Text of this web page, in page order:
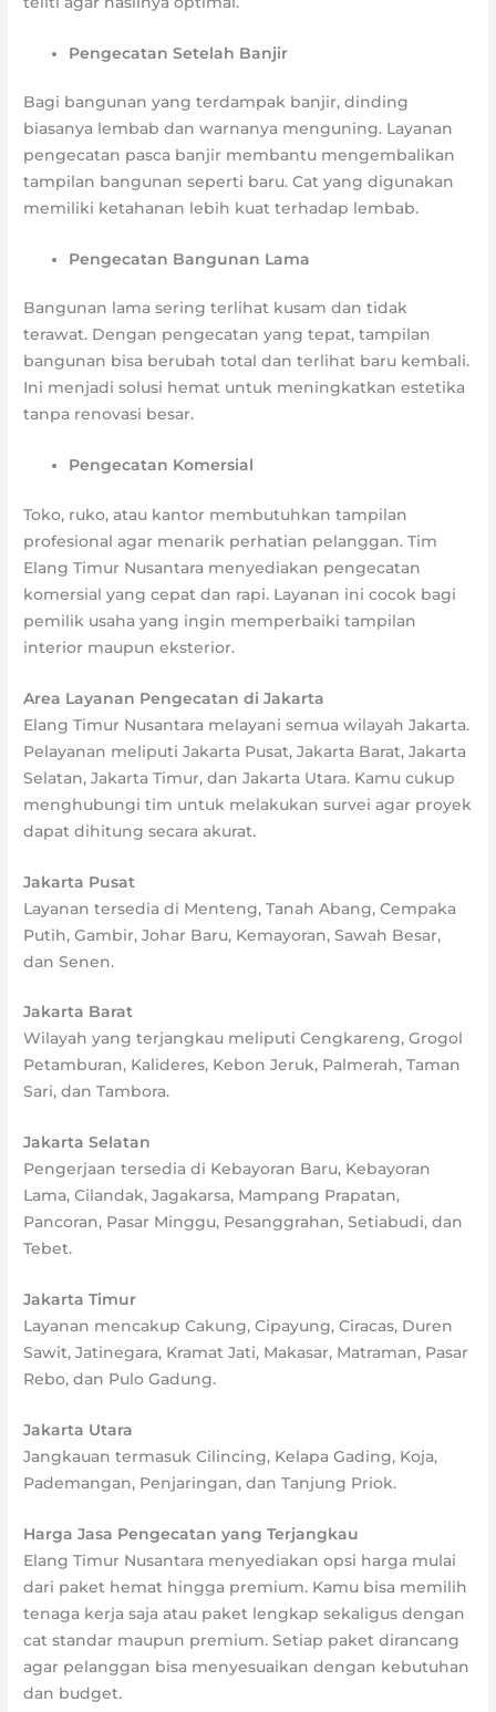
Pengecatan Setelah Banjir
Bagi bangunan yang terdampak banjir, dinding
biasanya lembab dan warnanya menguning. Layanan
pengecatan pasca banjir membantu mengembalikan
tampilan bangunan seperti baru. Cat yang digunakan
memiliki ketahanan lebih kuat terhadap lembab.
Pengecatan Bangunan Lama
Bangunan lama sering terlihat kusam dan tidak
terawat. Dengan pengecatan yang tepat, tampilan
bangunan bisa berubah total dan terlihat baru kembali.
Ini menjadi solusi hemat untuk meningkatkan estetika
tanpa renovasi besar.
Pengecatan Komersial
Toko, ruko, atau kantor membutuhkan tampilan
profesional agar menarik perhatian pelanggan. Tim
Elang Timur Nusantara menyediakan pengecatan
komersial yang cepat dan rapi. Layanan ini cocok bagi
pemilik usaha yang ingin memperbaiki tampilan
interior maupun eksterior.
Area Layanan Pengecatan di Jakarta
Elang Timur Nusantara melayani semua wilayah Jakarta.
Pelayanan meliputi Jakarta Pusat, Jakarta Barat, Jakarta
Selatan, Jakarta Timur, dan Jakarta Utara. Kamu cukup
menghubungi tim untuk melakukan survei agar proyek
dapat dihitung secara akurat.
Jakarta Pusat
Layanan tersedia di Menteng, Tanah Abang, Cempaka
Putih, Gambir, Johar Baru, Kemayoran, Sawah Besar,
dan Senen.
Jakarta Barat
Wilayah yang terjangkau meliputi Cengkareng, Grogol
Petamburan, Kalideres, Kebon Jeruk, Palmerah, Taman
Sari, dan Tambora.
Jakarta Selatan
Pengerjaan tersedia di Kebayoran Baru, Kebayoran
Lama, Cilandak, Jagakarsa, Mampang Prapatan,
Pancoran, Pasar Minggu, Pesanggrahan, Setiabudi, dan
Tebet.
Jakarta Timur
Layanan mencakup Cakung, Cipayung, Ciracas, Duren
Sawit, Jatinegara, Kramat Jati, Makasar, Matraman, Pasar
Rebo, dan Pulo Gadung.
Jakarta Utara
Jangkauan termasuk Cilincing, Kelapa Gading, Koja,
Pademangan, Penjaringan, dan Tanjung Priok.
Harga Jasa Pengecatan yang Terjangkau
Elang Timur Nusantara menyediakan opsi harga mulai
dari paket hemat hingga premium. Kamu bisa memilih
tenaga kerja saja atau paket lengkap sekaligus dengan
cat standar maupun premium. Setiap paket dirancang
agar pelanggan bisa menyesuaikan dengan kebutuhan
dan budget.